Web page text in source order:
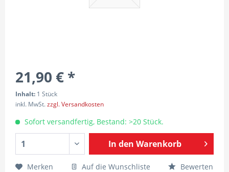
21,90 € *
Inhalt: 1 Stück
inkl. MwSt.zzgl. Versandkosten
Sofort versandfertig, Bestand: >20 Stück.
In den Warenkorb
Merken Auf die Wunschliste Bewerten